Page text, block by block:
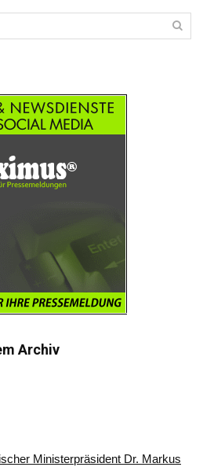
Archiv
Ministerpräsident Dr. Markus